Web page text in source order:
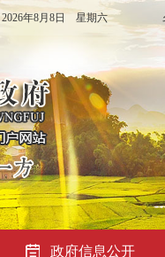
2026年8月8日 星期六
政府信息公开